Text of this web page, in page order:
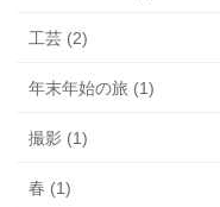
工芸 (2)
年末年始の旅 (1)
撮影 (1)
春 (1)